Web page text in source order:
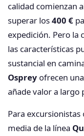
calidad comienzan
superar los400 €
expedición. Pero la
las características
sustancial en
Osprey ofrecen
añade valor a largo
Para
media de la línea